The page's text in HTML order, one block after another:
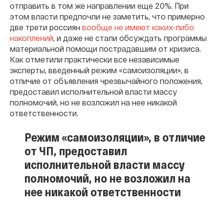
отправить в том же направлении еще 20%. При
этом власти предпочли не заметить, что примерно
две трети россиян вообще не имеют каких-либо
накоплений, и даже не стали обсуждать программы
материальной помощи пострадавшим от кризиса.
Как отметили практически все независимые
эксперты, введенный режим «самоизоляции», в
отличие от объявления чрезвычайного положения,
предоставил исполнительной власти массу
полномочий, но не возложил на нее никакой
ответственности.
Режим «самоизоляции», в отличие
от ЧП, предоставил
исполнительной власти массу
полномочий, но не возложил на
нее никакой ответственности